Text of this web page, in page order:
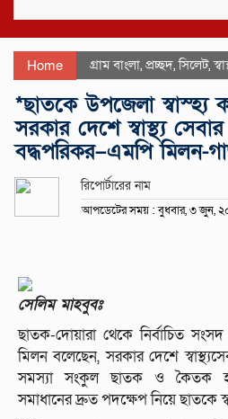
Home গ্রাম বাংলা, প্রচ্ছদ,সিলেট,
*ছাতকে উপজেলা স্বাস্হ্য
সরকার দেশে স্বাস্থ্য
বদ্ধপরিকর–এমপি মিলন-
রিপোর্টারের নাম
আপডেটের সময় : বুধবার, ৩ জুন,
সেলিম মাহবুবঃ
ছাতক-দোয়ারা থেকে নির্বাচিত
মিলন বলেছেন, সরকার দেশে
সমস্যা সংকুল ছাতক ও কৈতক
সমাধানের দ্রুত পদক্ষেপ নিয়ে ছাতকে